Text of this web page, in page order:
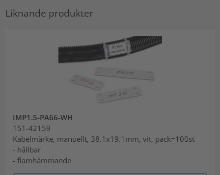
Liknande produkter
IMP1.5-PA66-WH
151-42159
Kabelmärke, manuellt, 38.1x19.1mm, vit, pack=100st
- hållbar
- flamhämmande